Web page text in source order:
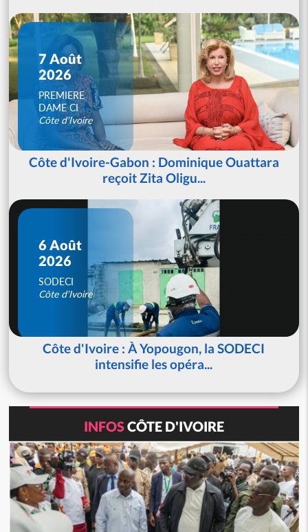
7 Août
2026
PREMIERE
DAME CI
Côte d'Ivoire
Côte d'Ivoire-Gabon : Dominique Ouattara
reçoit Zita Oligu...
6 Août
2026
SODECI
Côte d'Ivoire
Côte d'Ivoire : À Yopougon, la SODECI
intensifie les opéra...
INFOSCÔTE D'IVOIRE